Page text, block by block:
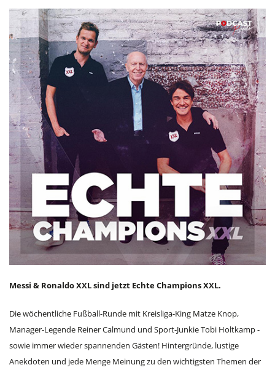
Messi & Ronaldo XXL sind jetzt Echte Champions XXL.
Die wöchentliche Fußball-Runde mit Kreisliga-King Matze Knop,
Manager-Legende Reiner Calmund und Sport-Junkie Tobi Holtkamp -
sowie immer wieder spannenden Gästen! Hintergründe, lustige
Anekdoten und jede Menge Meinung zu den wichtigsten Themen der